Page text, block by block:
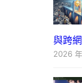
與跨
2026